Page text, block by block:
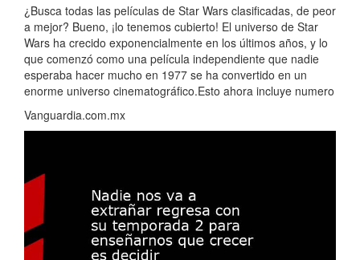
¿Busca todas las películas de Star Wars clasificadas, de peor
a mejor? Bueno, ¡lo tenemos cubierto! El universo de Star
Wars ha crecido exponencialmente en los últimos años, y lo
que comenzó como una película independiente que nadie
esperaba hacer mucho en 1977 se ha convertido en un
enorme universo cinematográfico.Esto ahora incluye numero
Vanguardia.com.mx